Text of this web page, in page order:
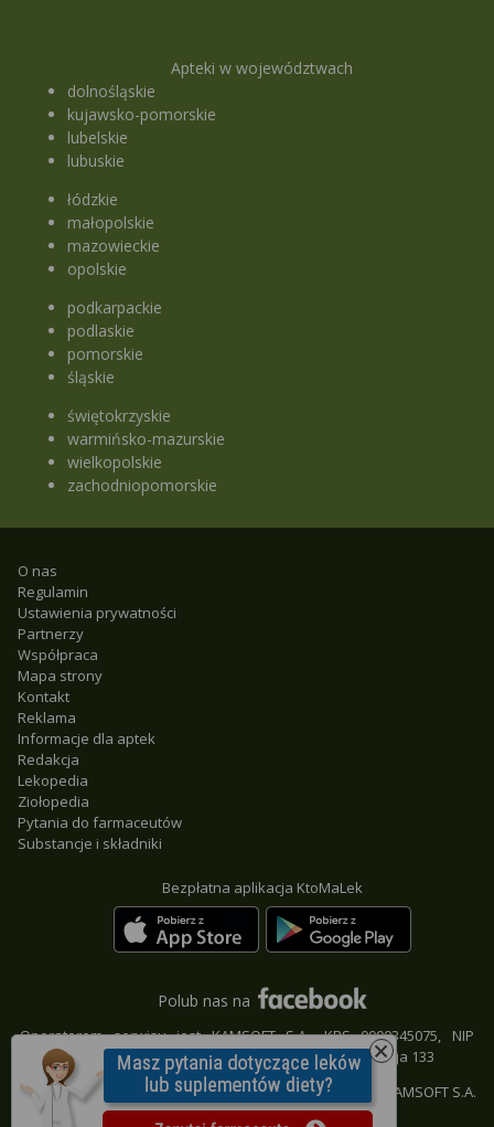
Apteki w województwach
dolnośląskie
kujawsko-pomorskie
lubelskie
lubuskie
łódzkie
małopolskie
mazowieckie
opolskie
podkarpackie
podlaskie
pomorskie
śląskie
świętokrzyskie
warmińsko-mazurskie
wielkopolskie
zachodniopomorskie
O nas
Regulamin
Ustawienia prywatności
Partnerzy
Współpraca
Mapa strony
Kontakt
Reklama
Informacje dla aptek
Redakcja
Lekopedia
Ziołopedia
Pytania do farmaceutów
Substancje i składniki
Bezpłatna aplikacja KtoMaLek
Polub nas na
Operatorem serwisu jest KAMSOFT S.A., KRS 0000345075, NIP
9542685559, REGON 241371988, 40-235 Katowice, ul. 1 Maja 133
© KAMSOFT S.A.